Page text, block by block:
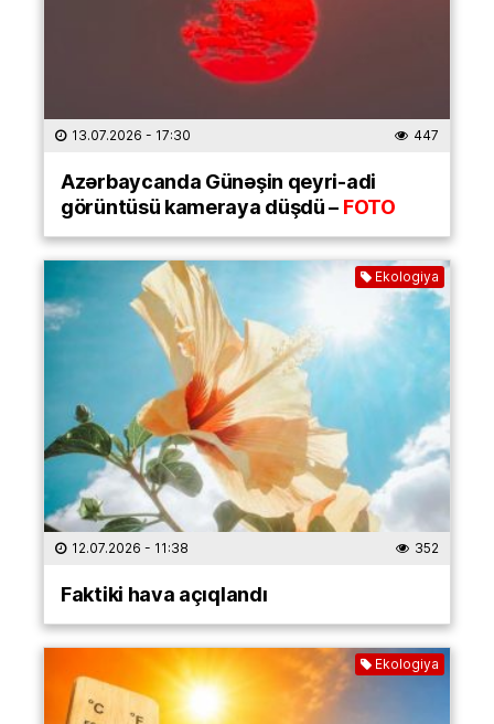
13.07.2026 - 17:30 447
Azərbaycanda Günəşin qeyri-adi
görüntüsü kameraya düşdü –FOTO
Ekologiya
12.07.2026 - 11:38 352
Faktiki hava açıqlandı
Ekologiya